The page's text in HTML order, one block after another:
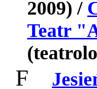
2009) /
Teatr
F